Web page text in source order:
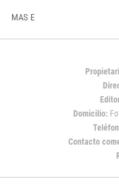
MAS E
Domicilio:
Contacto